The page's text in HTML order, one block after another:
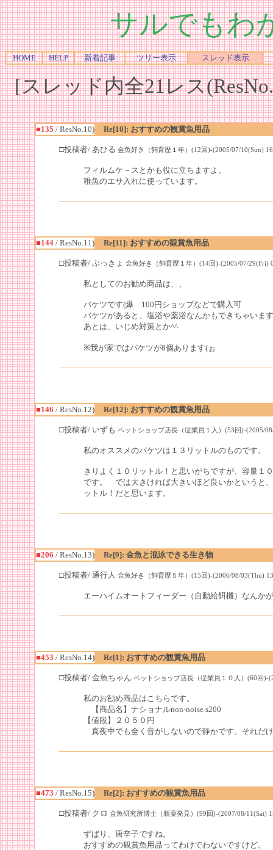
サルでもわ
HOME HELP 新着記事 ツリー表示 スレッド表示
[スレッド内全21レス
■135 / ResNo.10) Re[10]: おすすめの観賞魚用品
□投稿者/ あひる 金魚好き（飼育歴１年）(12回)-(2005/07/10(Sun)
フィルムケ－スとかも役に立ちますよ。
稚魚のエサ入れに使っています。
■144/ ResNo.11) Re[11]: おすすめの観賞魚用品
□投稿者/ ぶっきょ 金魚好き（飼育歴１年）(14回)-(2005/07/29(Fri)
私としてのお勧め商品は、、
バケツです(爆 100円ショップなどで購入可
バケツがあると、塩浴や薬浴なんかもできちゃいま
あとは、いじめ対策とか^^
※我が家ではバケツが8個あります(ぉ
■146 / ResNo.12) Re[12]: おすすめの観賞魚用品
□投稿者/ いずも ペットショップ店長（従業員１人）(53回)-(2005/
私のオススメのバケツは１３リットルのものです。
きりよく１０リットル！と思いがちですが、容量１
です。 では大きければ大きいほど良いかというと
ットル！だと思います。
■206 / ResNo.13) Re[9]: 金魚と混泳できる生き物
□投稿者/ 通行人 金魚好き（飼育歴５年）(15回)-(2006/08/03(Thu)
エーハイムオートフィーダー（自動給餌機）なんか
■453 / ResNo.14) Re[1]: おすすめの観賞魚用品
□投稿者/ 金魚ちゃん ペットショップ店長（従業員１０人）(60回)-
私のお勧め商品はこちらです。
【商品名】ナショナルnon-noise s200
【値段】２０５０円
真夜中でも全く音がしないので静かです。それだ
■473 / ResNo.15) Re[2]: おすすめの観賞魚用品
□投稿者/ クロ 金魚研究所博士（新薬発見）(99回)-(2007/08/11(Sat)
ずばり、唐辛子ですね。
おすすめの観賞魚用品ってわけでわないですけど。